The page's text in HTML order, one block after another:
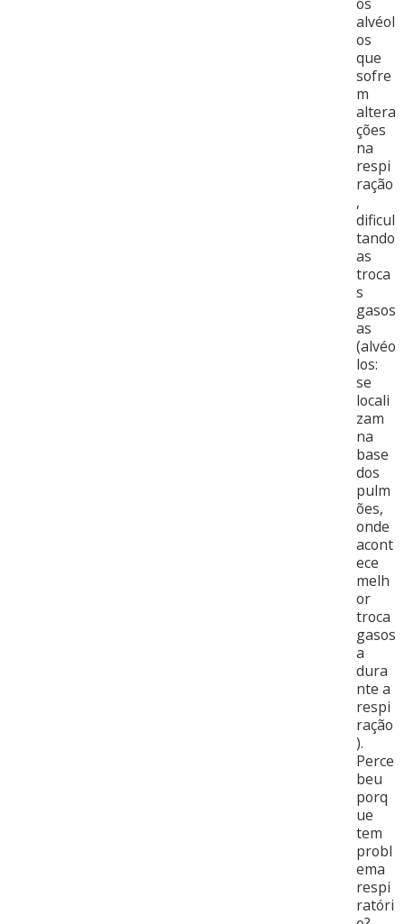
alvéol
os
que
sofre
m
altera
ções
na
respi
ração
,
dificul
tando
as
troca
s
gasos
as
(alvéo
los:
se
locali
zam
na
base
dos
pulm
ões,
onde
acont
ece
melh
or
troca
gasos
a
dura
nte a
respi
ração
).
Perce
beu
porq
ue
tem
probl
ema
respi
ratóri